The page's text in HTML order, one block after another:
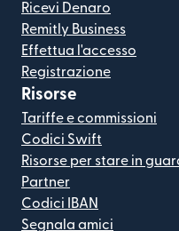
Ricevi Denaro
Remitly Business
Effettua l'accesso
Registrazione
Risorse
Tariffe e commissioni
Codici Swift
Risorse per stare in
Partner
Codici IBAN
Segnala amici